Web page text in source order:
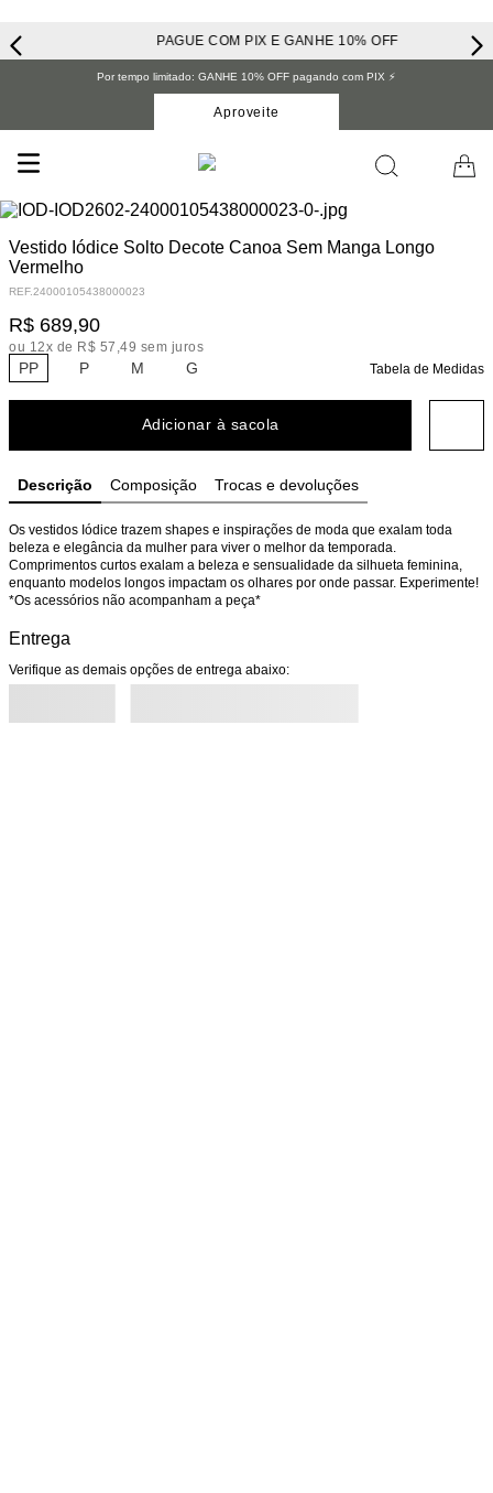
PAGUE COM PIX E GANHE 10% OFF
Por tempo limitado: GANHE 10% OFF pagando com PIX ⚡️
Aproveite
Vestido Iódice Solto Decote Canoa Sem Manga Longo
Vermelho
REF.24000105438000023
R$ 689,90
ou 12x de R$ 57 ,49 sem juros
PP P M G Tabela de Medidas
Adicionar à sacola
Descrição Composição Trocas e devoluções
Os vestidos Iódice trazem shapes e inspirações de moda que exalam toda
beleza e elegância da mulher para viver o melhor da temporada.
Comprimentos curtos exalam a beleza e sensualidade da silhueta feminina,
enquanto modelos longos impactam os olhares por onde passar. Experimente!
*Os acessórios não acompanham a peça*
Entrega
Verifique as demais opções de entrega abaixo: